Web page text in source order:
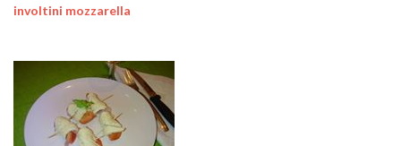
involtini mozzarella